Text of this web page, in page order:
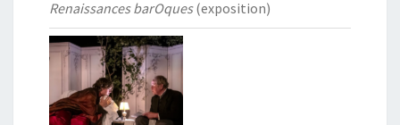
Renaissances barOques(exposition)